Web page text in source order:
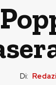
Di: